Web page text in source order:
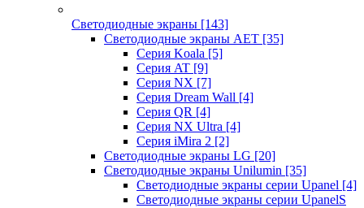
Светодиодные экраны [143]
Светодиодные экраны AET [35]
Cерия Koala [5]
Серия AT [9]
Серия NX [7]
Серия Dream Wall [4]
Серия QR [4]
Серия NX Ultra [4]
Серия iMira 2 [2]
Светодиодные экраны LG [20]
Светодиодные экраны Unilumin [35]
Светодиодные экраны серии Upanel [4]
Светодиодные экраны серии UpanelS